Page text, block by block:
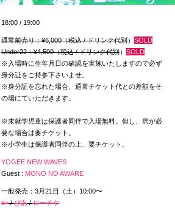
18:00 / 19:00
通常前売り：¥6,000（税込 / ドリンク代別） SOLD
︎Under22：¥4,500（税込 / ドリンク代別） SOLD
※ 入場時に生年月日の確認を実施いたしますので必ず
身分証をご持参下さいませ。
※身分証を忘れた場合、通常チケット代との差額をそ
の場にていただきます。
※未就学児童は保護者同伴で入場無料。但し、席が必
要な場合は要チケット。
※小学生は保護者同伴の上、要チケット。
YOGEE NEW WAVES
Guest : MONO NO AWARE
一般発売：3⽉21⽇（土）10:00〜
e+/ぴあ/ローチケ